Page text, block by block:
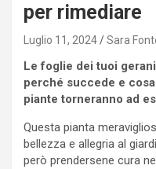
per rimediare
Luglio 11, 2024 Sara
Le foglie dei tuoi
perché succede e
piante torneranno ad
Questa pianta
bellezza e allegria al
però prendersene cura